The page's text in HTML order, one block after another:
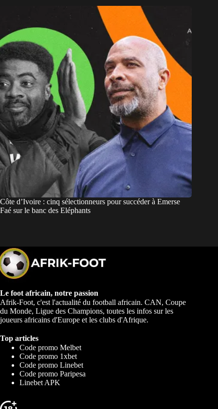
Côte d’Ivoire : cinq sélectionneurs pour succéder à Emerse
Faé sur le banc des Eléphants
Le foot africain, notre passion
Afrik-Foot, c'est l'actualité du football africain. CAN, Coupe
du Monde, Ligue des Champions, toutes les infos sur les
joueurs africains d'Europe et les clubs d'Afrique.
Top articles
Code promo Melbet
Code promo 1xbet
Code promo Linebet
Code promo Paripesa
Linebet APK